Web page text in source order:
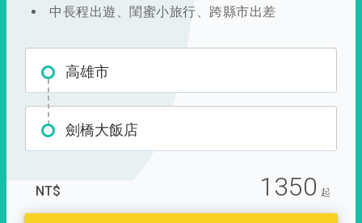
中長程出遊、閨蜜小旅行、跨縣市出差
高雄市
劍橋大飯店
NT$ 1350 起